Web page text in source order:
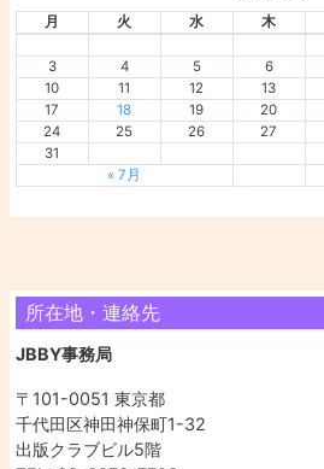
月 火 水 木
3
4 5 6
10
11 12 13
17
18 19 20
24
25 26 27
31
« 7月
所在地・連絡先
JBBY事務局
〒101-0051 東京都
千代田区神田神保町1-32
出版クラブビル5階